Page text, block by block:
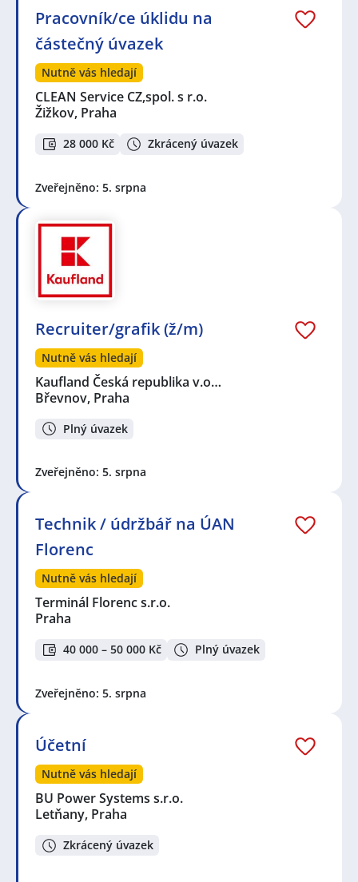
Pracovník/ce úklidu na
částečný úvazek
Nutně vás hledají
CLEAN Service CZ,spol. s r.o.
Žižkov, Praha
28 000 Kč Zkrácený úvazek
Zveřejněno: 5. srpna
Recruiter/grafik (ž/m)
Nutně vás hledají
Kaufland Česká republika v.o…
Břevnov, Praha
Plný úvazek
Zveřejněno: 5. srpna
Technik / údržbář na ÚAN
Florenc
Nutně vás hledají
Terminál Florenc s.r.o.
Praha
40 000 – 50 000 Kč Plný úvazek
Zveřejněno: 5. srpna
Účetní
Nutně vás hledají
BU Power Systems s.r.o.
Letňany, Praha
Zkrácený úvazek